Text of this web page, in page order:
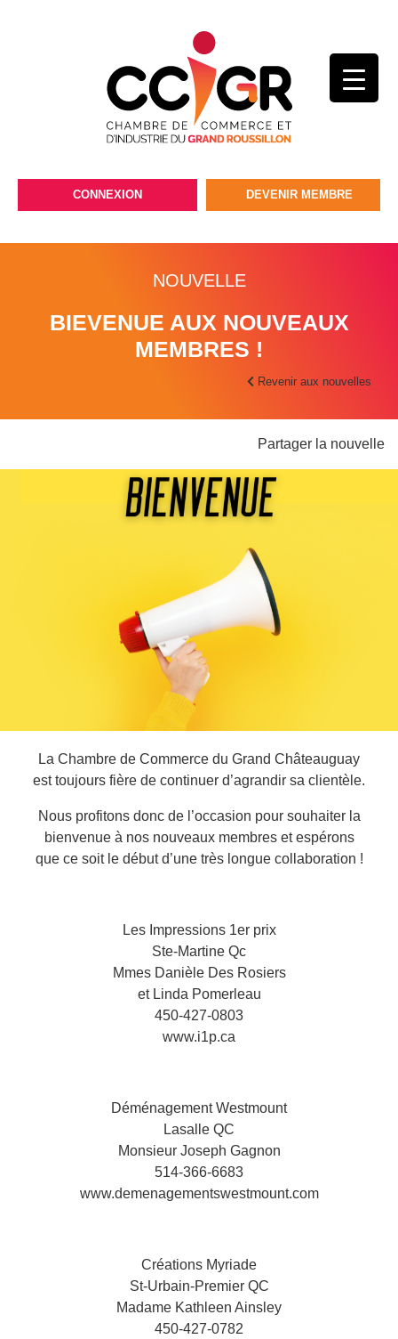
CONNEXION DEVENIR MEMBRE
NOUVELLE
BIEVENUE AUX NOUVEAUX
MEMBRES !
Revenir aux nouvelles
Partager la nouvelle
La Chambre de Commerce du Grand Châteauguay
est toujours fière de continuer d’agrandir sa clientèle.
Nous profitons donc de l’occasion pour souhaiter la
bienvenue à nos nouveaux membres et espérons
que ce soit le début d’une très longue collaboration !
Les Impressions 1er prix
Ste-Martine Qc
Mmes Danièle Des Rosiers
et Linda Pomerleau
450-427-0803
www.i1p.ca
Déménagement Westmount
Lasalle QC
Monsieur Joseph Gagnon
514-366-6683
www.demenagementswestmount.com
Créations Myriade
St-Urbain-Premier QC
Madame Kathleen Ainsley
450-427-0782